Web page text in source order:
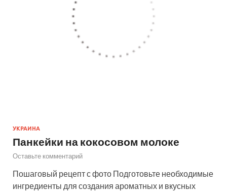
УКРАИНА
Панкейки на кокосовом молоке
Оставьте комментарий
Пошаговый рецепт с фото Подготовьте необходимые
ингредиенты для создания ароматных и вкусных